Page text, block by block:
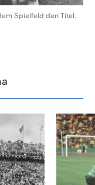
Spielfeld den Titel.